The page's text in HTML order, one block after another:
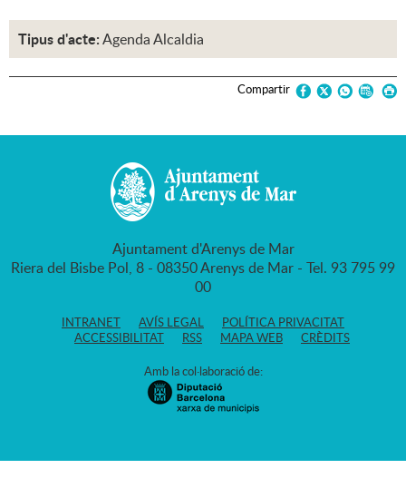
Tipus d'acte:Agenda Alcaldia
Compartir
Ajuntament d'Arenys de Mar
Riera del Bisbe Pol, 8 - 08350 Arenys de Mar - Tel. 93 795 99
00
INTRANET AVÍS LEGAL
POLÍTICA PRIVACITAT
ACCESSIBILITAT
RSS MAPA WEB CRÈDITS
Amb la col·laboració de: